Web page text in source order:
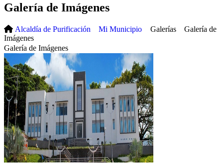
Galería de Imágenes
Alcaldía de Purificación Mi Municipio Galerías
Galería de
Imágenes
Galería de Imágenes